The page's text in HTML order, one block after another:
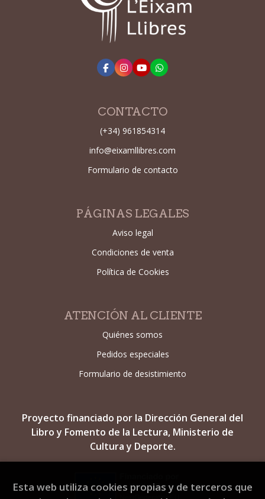
CONTACTO
(+34) 961854314
info@eixamllibres.com
Formulario de contacto
PÁGINAS LEGALES
Aviso legal
Condiciones de venta
Política de Cookies
ATENCIÓN AL CLIENTE
Quiénes somos
Pedidos especiales
Formulario de desistimiento
Proyecto financiado por la Dirección General del
Libro y Fomento de la Lectura, Ministerio de
Cultura y Deporte.
Esta web utiliza cookies propias y de terceros que